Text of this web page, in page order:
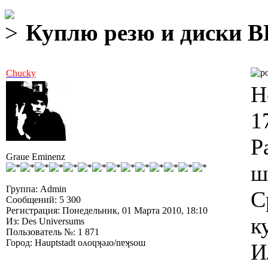
Куплю резю и диски
Chucky
Graue Eminenz
Группа: Admin
Сообщений: 5 300
Регистрация: Понедельник, 01 Марта 2010, 18:10
Из: Des Universums
Пользователь №: 1 871
Город: Hauptstadt oʌoɥʞǝɹo/nɐʞsoɯ